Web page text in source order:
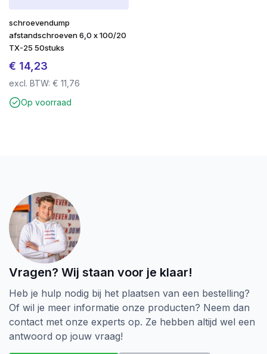
schroevendump
afstandschroeven 6,0 x 100/20
TX-25 50stuks
€ 14,23
excl. BTW: € 11,76
Op voorraad
Vragen? Wij staan voor je klaar!
Heb je hulp nodig bij het plaatsen van een bestelling?
Of wil je meer informatie onze producten? Neem dan
contact met onze experts op. Ze hebben altijd wel een
antwoord op jouw vraag!